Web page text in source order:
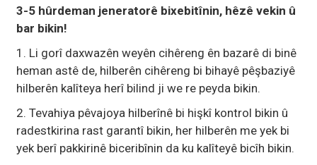
3-5 hûrdeman jeneratorê bixebitînin, hêzê vekin û
bar bikin!
1. Li gorî daxwazên weyên cihêreng ên bazarê di binê
heman astê de, hilberên cihêreng bi bihayê pêşbaziyê
hilberên kalîteya herî bilind ji we re peyda bikin.
2. Tevahiya pêvajoya hilberînê bi hişkî kontrol bikin û
radestkirina rast garantî bikin, her hilberên me yek bi
yek berî pakkirinê biceribînin da ku kalîteyê bicîh bikin.